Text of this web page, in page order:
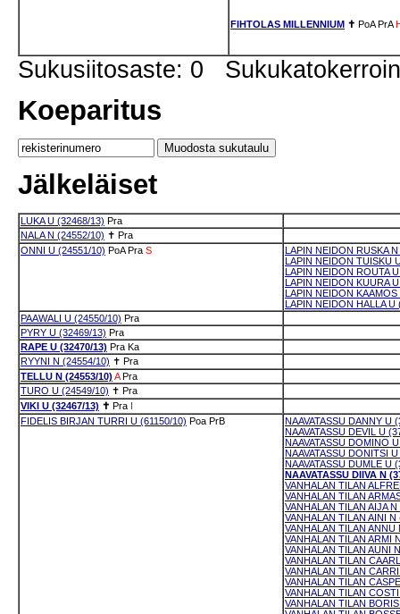
FIHTOLAS MILLENNIUM ✝ PoA PrA
Sukusiitosaste: 0
Koeparitus
Jälkeläiset
LUKA U (32468/13) Pra
NALA N (24552/10) ✝ Pra
ONNI U (24551/10) PoA Pra S
LAPIN NEIDON RUSKA
LAPIN NEIDON TUISKU
LAPIN NEIDON ROUTA
LAPIN NEIDON KUURA
LAPIN NEIDON
LAPIN NEIDON HALLA U
PAAWALI U (24550/10) Pra
PYRY U (32469/13) Pra
RAPE U (32470/13) Pra Ka
RYYNI N (24554/10) ✝ Pra
TELLU N (24553/10) A Pra
TURO U (24549/10) ✝ Pra
VIKI U (32467/13) ✝ Pra I
FIDELIS BIRJAN TURRI U (61150/10) Poa PrB
NAAVATASSU DANNY U
NAAVATASSU DEVIL U
NAAVATASSU DOMINO
NAAVATASSU DONITSI
NAAVATASSU DUMLE U
NAAVATASSU DIIVA N
VANHALAN TILAN
VANHALAN TILAN
VANHALAN TILAN AIJA
VANHALAN TILAN AINI N
VANHALAN TILAN ANNU
VANHALAN TILAN ARMI
VANHALAN TILAN AUNI
VANHALAN TILAN
VANHALAN TILAN
VANHALAN TILAN
VANHALAN TILAN
VANHALAN TILAN